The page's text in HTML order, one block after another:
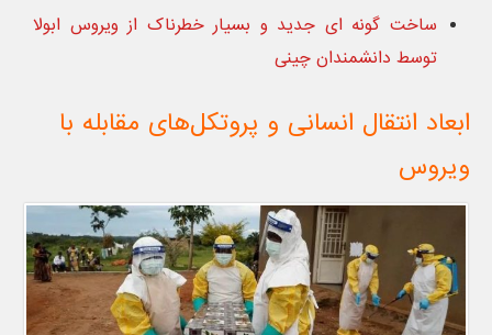
ساخت گونه ای جدید و بسیار خطرناک از ویروس ابولا
توسط دانشمندان چینی
ابعاد انتقال انسانی و پروتکل‌های مقابله با
ویروس